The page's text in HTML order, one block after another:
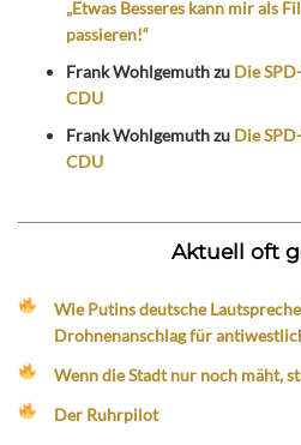
„Etwas Besseres kann mir als
passieren!“
Frank Wohlgemuthzu Die
CDU
Frank Wohlgemuthzu Die
CDU
Aktuell oft
Wie Putins deutsche
Drohnenanschlag für
Wenn die Stadt nur noch mäht,
Der Ruhrpilot